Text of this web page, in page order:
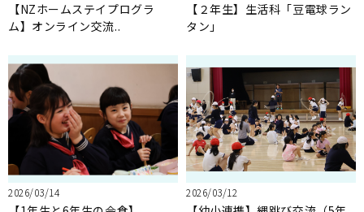
【NZホームステイプログラ
ム】オンライン交流..
【２年生】生活科「豆電球ラン
タン」
2026/03/14 2026/03/12